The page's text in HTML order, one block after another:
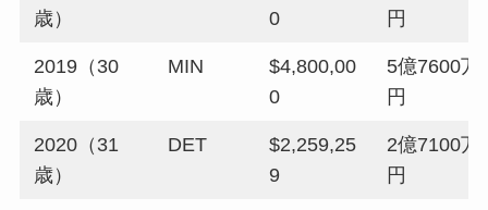
歳）
0
円
2019（30
歳）
MIN
$4,800,00
0
5億7600万
円
2020（31
歳）
DET
$2,259,25
9
2億7100万
円